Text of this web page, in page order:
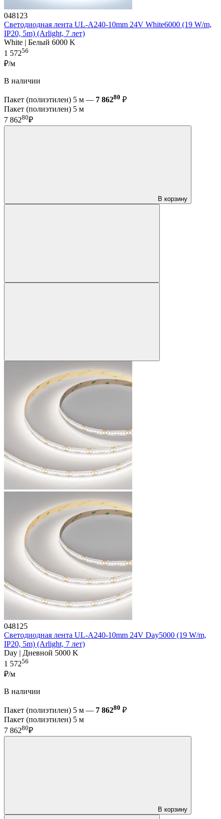
048123
Светодиодная лента UL-A240-10mm 24V White6000 (19 W/m,
IP20, 5m) (Arlight, 7 лет)
White | Белый 6000 K
1 57256
₽/м
В наличии
Пакет (полиэтилен) 5 м — 7 86280 ₽
Пакет (полиэтилен) 5 м
7 86280₽
В корзину
048125
Светодиодная лента UL-A240-10mm 24V Day5000 (19 W/m,
IP20, 5m) (Arlight, 7 лет)
Day | Дневной 5000 K
1 57256
₽/м
В наличии
Пакет (полиэтилен) 5 м — 7 86280 ₽
Пакет (полиэтилен) 5 м
7 86280₽
В корзину